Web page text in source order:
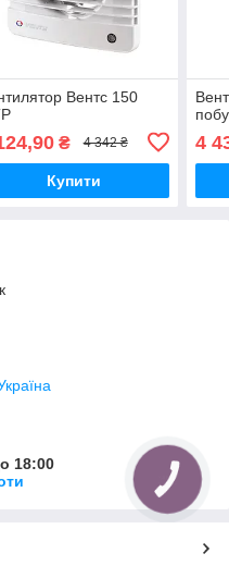
Вентс 150
₴ 4 342 ₴
Купити
4
18:00
КНОПКА
ЗВ'ЯЗКУ